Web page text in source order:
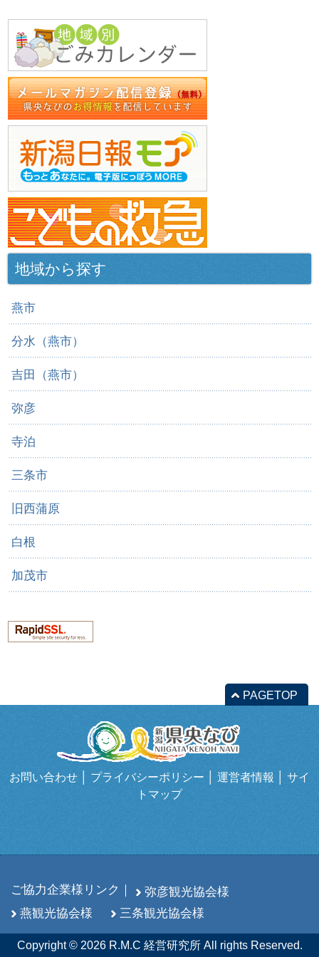
地域から探す
燕市
分水（燕市）
吉田（燕市）
弥彦
寺泊
三条市
旧西蒲原
白根
加茂市
PAGETOP
お問い合わせ プライバシーポリシー 運営者情報
サイ
トマップ
ご協力企業様リンク｜
弥彦観光協会様
燕観光協会様
三条観光協会様
Copyright © 2026 R.M.C 経営研究所 All rights Reserved.